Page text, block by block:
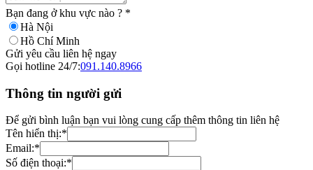
Bạn đang ở khu vực nào ? *
Hà Nội
Hồ Chí Minh
Gửi yêu cầu liên hệ ngay
Gọi hotline 24/7:091.140.8966
Thông tin người gửi
Để gửi bình luận bạn vui lòng cung cấp thêm thông tin liên hệ
Tên hiển thị:*
Email:*
Số điện thoại:*